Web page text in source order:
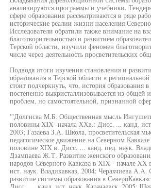
анализируются программы и учебники.
сфере образования рассматриваются в ряде
исторические реалии жизни населения
Исследователи обратили также внимание на
благотворительностью и развитием
Терской области, изучили феномен
числе через деятельность просветительских
Подводя итоги изучения становления и
образования в Терской области в
стоит подчеркнуть, что, история образования
постепенно выкристаллизовывается из общей
проблем, но самостоятельной, признанной
'"Долгисва М.Б. Общественная мысль
половины XIX -начала ХХв.: Дисс. ... канд.
2003; Газаева З.А. Школа, просветительская
педагогическое движение на Северном
половине XIX в. Дисс. ... канд. пед. наук.
Дзампаева Ж.Т. Развитие женского
народов Северного Кавказа в XIX - начале XX
ист. наук. Владикавказ, 2004; Черахчиева A.A.
развитие системы образования в